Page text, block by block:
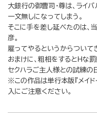
大銀行の御曹司・尊は、ライ
一文無しになってしまう。
そこに手を差し延べたのは、
彦。
雇ってやるというからつい
おまけに、粗相をするとHな
セクハラご主人様との試練
※この作品は単行本版『メイ
入にご注意ください。